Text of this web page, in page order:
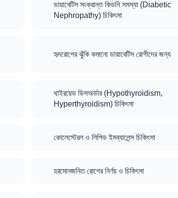
ডায়াবেটিস সংক্রান্ত কিডনি সমস্যা (Diabetic
Nephropathy) চিকিৎসা
হৃদরোগের ঝুঁকি কমানো ডায়াবেটিস রোগীদের জন্য
থাইরয়েড ডিসঅর্ডার (Hypothyroidism,
Hyperthyroidism) চিকিৎসা
কোলেস্টেরল ও লিপিড ইমব্যালেন্স চিকিৎসা
হরমোনজনিত রোগের নির্ণয় ও চিকিৎসা